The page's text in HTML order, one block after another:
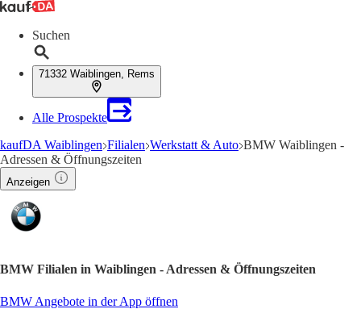
Suchen
71332 Waiblingen, Rems
Alle Prospekte
kaufDA Waiblingen Filialen Werkstatt & Auto BMW Waiblingen -
Adressen & Öffnungszeiten
Anzeigen
BMW Filialen in Waiblingen - Adressen & Öffnungszeiten
BMW Angebote in der App öffnen